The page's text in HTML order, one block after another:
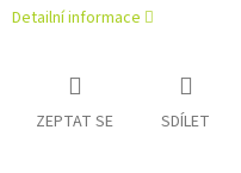
Detailní informace
ZEPTAT SE SDÍLET